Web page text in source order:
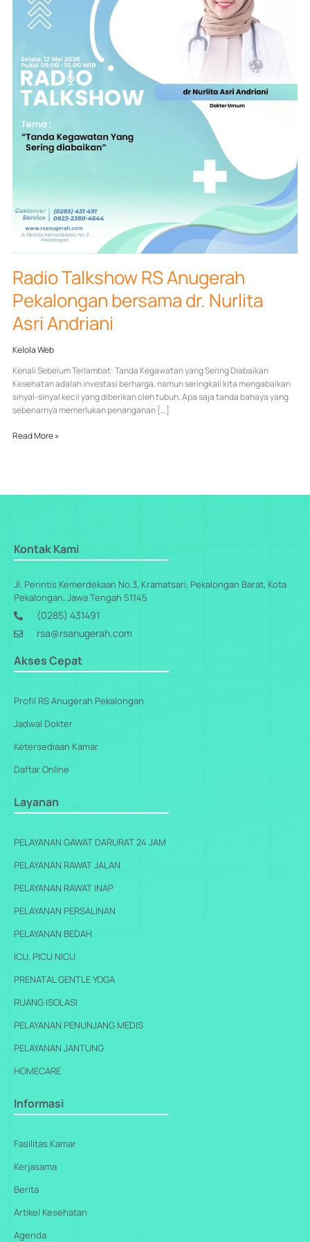
Radio Talkshow RS Anugerah
Pekalongan bersama dr. Nurlita
Asri Andriani
Kelola Web
Kenali Sebelum Terlambat: Tanda Kegawatan yang Sering Diabaikan
Kesehatan adalah investasi berharga, namun seringkali kita mengabaikan
sinyal-sinyal kecil yang diberikan oleh tubuh. Apa saja tanda bahaya yang
sebenarnya memerlukan penanganan […]
Andriani
Read More »
Kontak Kami
Jl. Perintis Kemerdekaan No.3, Kramatsari, Pekalongan Barat, Kota
Pekalongan, Jawa Tengah 51145
(0285) 431491
rsa@rsanugerah.com
Akses Cepat
Profil RS Anugerah Pekalongan
Jadwal Dokter
Ketersediaan Kamar
Daftar Online
Layanan
PELAYANAN GAWAT DARURAT 24 JAM
PELAYANAN RAWAT JALAN
PELAYANAN RAWAT INAP
PELAYANAN PERSALINAN
PELAYANAN BEDAH
ICU, PICU NICU
PRENATAL GENTLE YOGA
RUANG ISOLASI
PELAYANAN PENUNJANG MEDIS
PELAYANAN JANTUNG
HOMECARE
Informasi
Fasilitas Kamar
Kerjasama
Berita
Artikel Kesehatan
Agenda